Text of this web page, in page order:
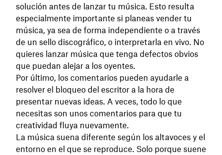
solución antes de lanzar tu música. Esto resulta
especialmente importante si planeas vender tu
música, ya sea de forma independiente o a través
de un sello discográfico, o interpretarla en vivo. No
quieres lanzar música que tenga defectos obvios
que puedan alejar a los oyentes.
Por último, los comentarios pueden ayudarle a
resolver el bloqueo del escritor a la hora de
presentar nuevas ideas. A veces, todo lo que
necesitas son unos comentarios para que tu
creatividad fluya nuevamente.
La música suena diferente según los altavoces y el
entorno en el que se reproduce. Solo porque suene